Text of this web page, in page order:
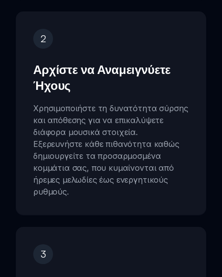
2
Αρχίστε να Αναμειγνύετε
Ήχους
Χρησιμοποιήστε τη δυνατότητα σύρσης
και απόθεσης για να επικαλύψετε
διάφορα μουσικά στοιχεία.
Εξερευνήστε κάθε πιθανότητα καθώς
δημιουργείτε τα προσαρμοσμένα
κομμάτια σας, που κυμαίνονται από
ήρεμες μελωδίες έως ενεργητικούς
ρυθμούς.
3